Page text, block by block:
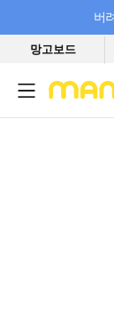
버
필요한 만큼 충전
망고보드